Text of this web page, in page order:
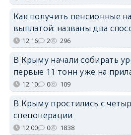
Как получить пенсионные
выплатой: названы два
12:16 2 296
В Крыму начали собирать
первые 11 тонн уже на
12:10 0 109
В Крыму простились с
спецоперации
12:00 0 1838